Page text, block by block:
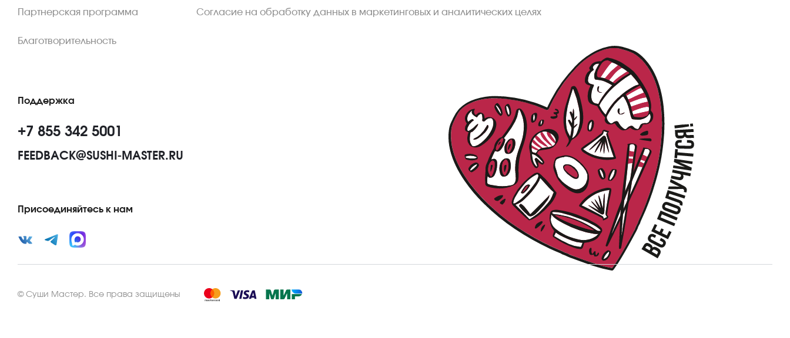
Партнерская программа
Благотворительность
Согласие на обработку данных в маркетинговых и аналитических целях
Поддержка
+7 855 342 5001
FEEDBACK@SUSHI-MASTER.RU
Присоединяйтесь к нам
© Суши Мастер. Все права защищены